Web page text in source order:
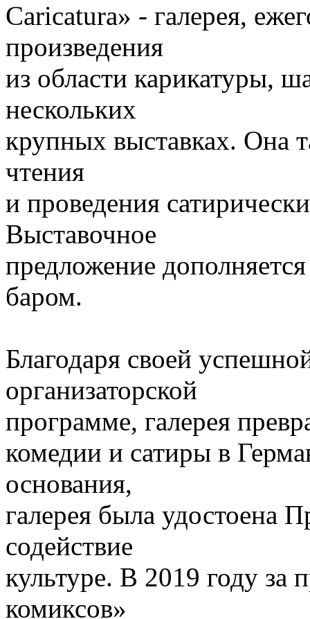
Caricatura» - галерея,
произведения
из области карикатуры,
нескольких
крупных выставках. Она
чтения
и проведения
Выставочное
предложение
баром.
Благодаря своей
организаторской
программе, галерея
комедии и сатиры в
основания,
галерея была удостоена
содействие
культуре. В 2019 году за
комиксов»